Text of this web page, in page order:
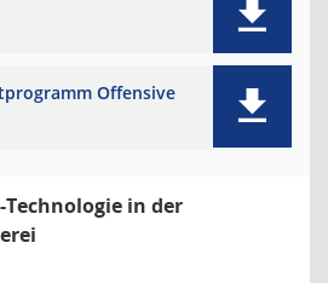
Offensive
Technologie in der